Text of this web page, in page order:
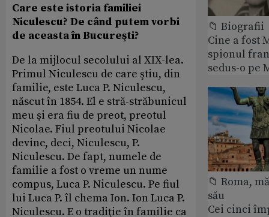
Care este istoria familiei
Niculescu? De când putem vorbi
de aceasta în Bucureşti?
De la mijlocul secolului al XIX-lea.
Primul Niculescu de care ştiu, din
familie, este Luca P. Niculescu,
născut în 1854. El e stră-străbunicul
meu şi era fiu de preot, preotul
Nicolae. Fiul preotului Nicolae
devine, deci, Niculescu, P.
Niculescu. De fapt, numele de
familie a fost o vreme un nume
compus, Luca P. Niculescu. Pe fiul
lui Luca P. îl chema Ion. Ion Luca P.
Niculescu. E o tradiţie în familie ca
📁 Biografii
Cine a fost
spionul
sedus-o pe
📁 Roma,
său
Cei cinci